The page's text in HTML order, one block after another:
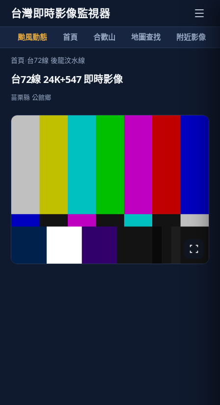
台灣即時影像監視器
颱風動態 首頁 合歡山 地圖查找 附近影像
首頁›台72線 後龍汶水線
台72線 24K+547 即時影像
苗栗縣 公館鄉